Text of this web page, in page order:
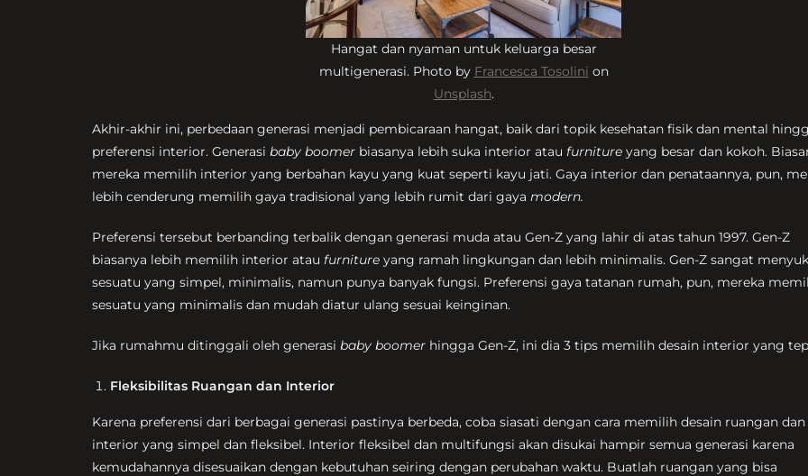
Hangat dan nyaman untuk keluarga besar
multigenerasi. Photo by Francesca Tosolini on
Unsplash.
Akhir-akhir ini, perbedaan generasi menjadi pembicaraan hangat, baik dari topik kesehatan fisik dan mental
preferensi interior. Generasi baby boomer biasanya lebih suka interior atau furniture yang besar dan kokoh.
mereka memilih interior yang berbahan kayu yang kuat seperti kayu jati. Gaya interior dan penataannya, pun,
lebih cenderung memilih gaya tradisional yang lebih rumit dari gaya modern.
Preferensi tersebut berbanding terbalik dengan generasi muda atau Gen-Z yang lahir di atas tahun 1997. Gen-Z
biasanya lebih memilih interior atau furniture yang ramah lingkungan dan lebih minimalis. Gen-Z sangat
sesuatu yang simpel, minimalis, namun punya banyak fungsi. Preferensi gaya tatanan rumah, pun, mereka
sesuatu yang minimalis dan mudah diatur ulang sesuai keinginan.
Jika rumahmu ditinggali oleh generasi baby boomer hingga Gen-Z, ini dia 3 tips memilih desain interior yang
Fleksibilitas Ruangan dan Interior
Karena preferensi dari berbagai generasi pastinya berbeda, coba siasati dengan cara memilih desain ruangan dan
interior yang simpel dan fleksibel. Interior fleksibel dan multifungsi akan disukai hampir semua generasi karena
kemudahannya disesuaikan dengan kebutuhan seiring dengan perubahan waktu. Buatlah ruangan yang bisa